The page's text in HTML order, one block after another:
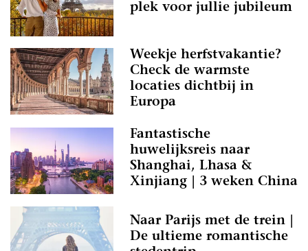
plek voor jullie jubileum
Weekje herfstvakantie?
Check de warmste
locaties dichtbij in
Europa
Fantastische
huwelijksreis naar
Shanghai, Lhasa &
Xinjiang | 3 weken China
Naar Parijs met de trein |
De ultieme romantische